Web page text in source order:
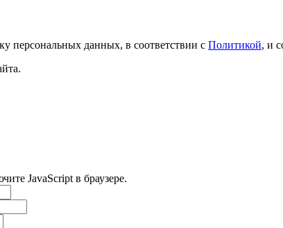
персональных данных, в соответствии с Политикой, и
JavaScript в браузере.